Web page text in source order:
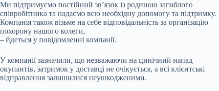
Ми підтримуємо постійний зв’язок із родиною загиблого
співробітника та надаємо всю необхідну допомогу та підтримку.
Компанія також візьме на себе відповідальність за організацію
похорону нашого колеги,
– йдеться у повідомленні компанії.
У компанії зазначили, що незважаючи на цинічний напад
окупантів, затримок у доставці не очікується, а всі клієнтські
відправлення залишилися неушкодженими.